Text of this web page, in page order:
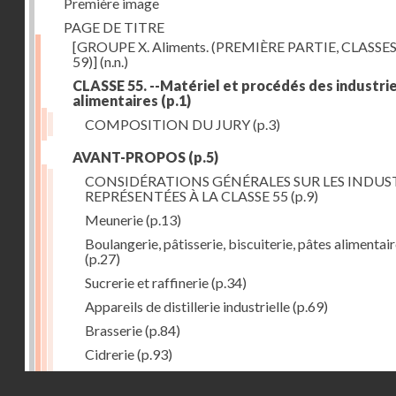
PAGE DE TITRE
[GROUPE X. Aliments. (PREMIÈRE PARTIE,
59)](n.n.)
CLASSE 55. --Matériel et procédés des
alimentaires (p.1)
COMPOSITION DU JURY(p.3)
AVANT-PROPOS (p.5)
CONSIDÉRATIONS GÉNÉRALES SUR LES
REPRÉSENTÉES À LA CLASSE 55 (p.9)
Meunerie(p.13)
Boulangerie, pâtisserie, biscuiterie, pâtes
(p.27)
Sucrerie et raffinerie(p.34)
Appareils de distillerie industrielle(p.69)
Brasserie(p.84)
Cidrerie(p.93)